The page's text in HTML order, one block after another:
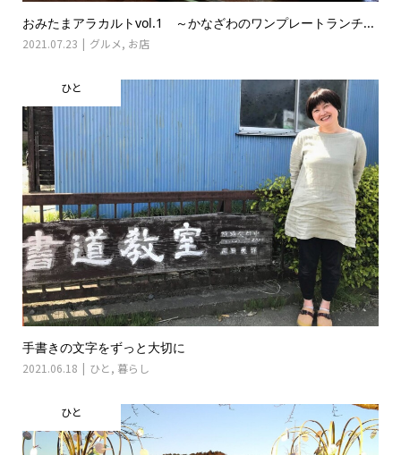
おみたまアラカルトvol.1 ～かなざわのワンプレートランチ...
2021.07.23 グルメ, お店
ひと
手書きの文字をずっと大切に
2021.06.18 ひと, 暮らし
ひと